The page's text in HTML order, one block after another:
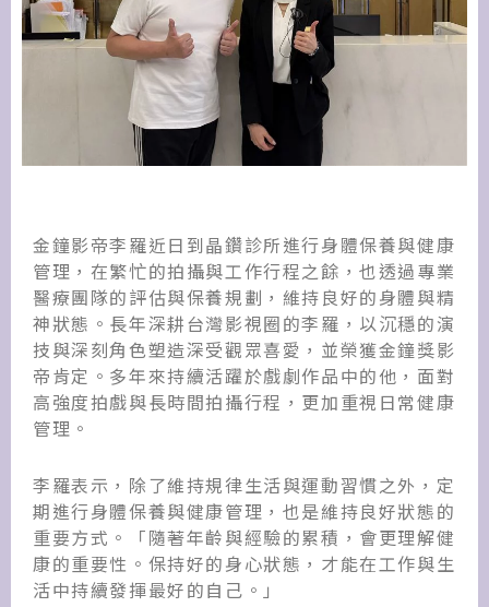
金鐘影帝李羅近日到晶鑽診所進行身體保養與健康
管理，在繁忙的拍攝與工作行程之餘，也透過專業
醫療團隊的評估與保養規劃，維持良好的身體與精
神狀態。長年深耕台灣影視圈的李羅，以沉穩的演
技與深刻角色塑造深受觀眾喜愛，並榮獲金鐘獎影
帝肯定。多年來持續活躍於戲劇作品中的他，面對
高強度拍戲與長時間拍攝行程，更加重視日常健康
管理。
李羅表示，除了維持規律生活與運動習慣之外，定
期進行身體保養與健康管理，也是維持良好狀態的
重要方式。「隨著年齡與經驗的累積，會更理解健
康的重要性。保持好的身心狀態，才能在工作與生
活中持續發揮最好的自己。」